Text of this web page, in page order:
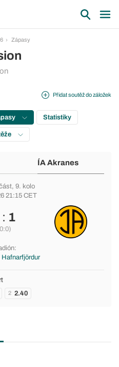
Zápasy
Přidat soutěž do záložek
Statistiky
ÍA Akranes
, 9. kolo
21:15 CET
1
2 2.40